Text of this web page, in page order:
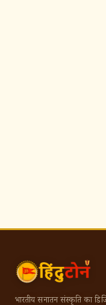
भारतीय सनातन संस्कृति का